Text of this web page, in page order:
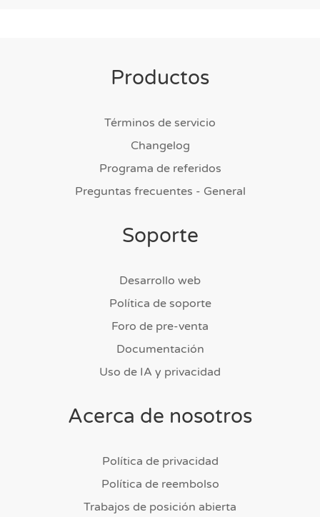
Productos
Términos de servicio
Changelog
Programa de referidos
Preguntas frecuentes - General
Soporte
Desarrollo web
Política de soporte
Foro de pre-venta
Documentación
Uso de IA y privacidad
Acerca de nosotros
Política de privacidad
Política de reembolso
Trabajos de posición abierta